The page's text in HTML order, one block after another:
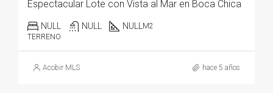
Espectacular Lote con Vista al Mar en Boca Chica
NULL NULL NULL
M2
TERRENO
Acobir MLS hace 5 años